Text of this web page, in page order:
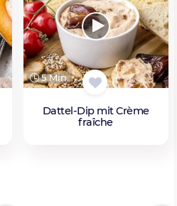
5 Min.
Dattel-Dip mit Crème
fraîche